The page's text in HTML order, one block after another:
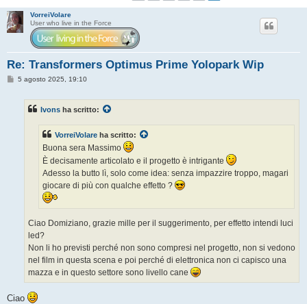
VorreiVolare
User who live in the Force
Re: Transformers Optimus Prime Yolopark Wip
M5 agosto 2025, 19:10
Ivons ha scritto:
VorreiVolare ha scritto:
Buona sera Massimo
È decisamente articolato e il progetto è intrigante
Adesso la butto lì, solo come idea: senza impazzire troppo, magari
giocare di più con qualche effetto ?
Ciao Domiziano, grazie mille per il suggerimento, per effetto intendi luci
led?
Non li ho previsti perché non sono compresi nel progetto, non si vedono
nel film in questa scena e poi perché di elettronica non ci capisco una
mazza e in questo settore sono livello cane
Ciao